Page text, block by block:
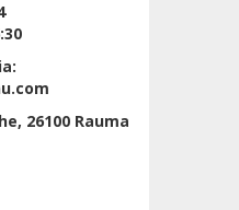
26100 Rauma